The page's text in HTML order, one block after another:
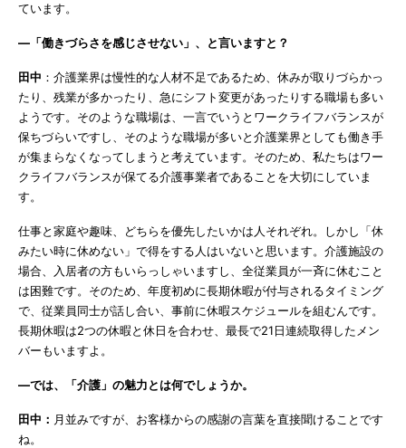
ています。
―「働きづらさを感じさせない」、と言いますと？
田中 ：介護業界は慢性的な人材不足であるため、休みが取りづらかっ
たり、残業が多かったり、急にシフト変更があったりする職場も多い
ようです。そのような職場は、一言でいうとワークライフバランスが
保ちづらいですし、そのような職場が多いと介護業界としても働き手
が集まらなくなってしまうと考えています。そのため、私たちはワー
クライフバランスが保てる介護事業者であることを大切にしていま
す。
仕事と家庭や趣味、どちらを優先したいかは人それぞれ。しかし「休
みたい時に休めない」で得をする人はいないと思います。介護施設の
場合、入居者の方もいらっしゃいますし、全従業員が一斉に休むこと
は困難です。そのため、年度初めに長期休暇が付与されるタイミング
で、従業員同士が話し合い、事前に休暇スケジュールを組むんです。
長期休暇は2つの休暇と休日を合わせ、最長で21日連続取得したメン
バーもいますよ。
―では、「介護」の魅力とは何でしょうか。
田中： 月並みですが、お客様からの感謝の言葉を直接聞けることです
ね。